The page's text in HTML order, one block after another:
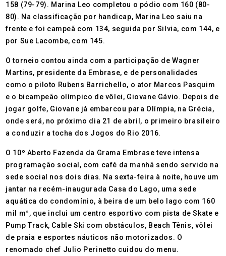
158 (79-79). Marina Leo completou o pódio com 160 (80-
80). Na classificação por handicap, Marina Leo saiu na
frente e foi campeã com 134, seguida por Silvia, com 144, e
por Sue Lacombe, com 145.
O torneio contou ainda com a participação de Wagner
Martins, presidente da Embrase, e de personalidades
como o piloto Rubens Barrichello, o ator Marcos Pasquim
e o bicampeão olímpico de vôlei, Giovane Gávio. Depois de
jogar golfe, Giovane já embarcou para Olímpia, na Grécia,
onde será, no próximo dia 21 de abril, o primeiro brasileiro
a conduzir a tocha dos Jogos do Rio 2016.
O 10º Aberto Fazenda da Grama Embrase teve intensa
programação social, com café da manhã sendo servido na
sede social nos dois dias. Na sexta-feira à noite, houve um
jantar na recém-inaugurada Casa do Lago, uma sede
aquática do condomínio, à beira de um belo lago com 160
mil m², que inclui um centro esportivo com pista de Skate e
Pump Track, Cable Ski com obstáculos, Beach Tênis, vôlei
de praia e esportes náuticos não motorizados. O
renomado chef Julio Perinetto cuidou do menu.